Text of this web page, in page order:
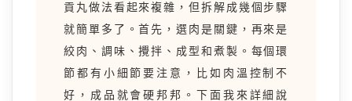
貢丸做法看起來複雜，但拆解成幾個步驟
就簡單多了。首先，選肉是關鍵，再來是
絞肉、調味、攪拌、成型和煮製。每個環
節都有小細節要注意，比如肉溫控制不
好，成品就會硬邦邦。下面我來詳細說